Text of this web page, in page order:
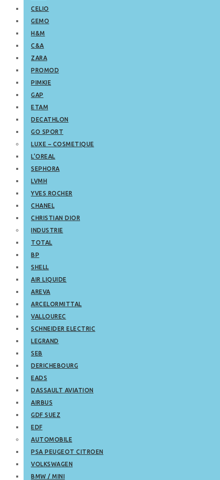
CELIO
GEMO
H&M
C&A
ZARA
PROMOD
PIMKIE
GAP
ETAM
DECATHLON
GO SPORT
LUXE – COSMETIQUE
L’OREAL
SEPHORA
LVMH
YVES ROCHER
CHANEL
CHRISTIAN DIOR
INDUSTRIE
TOTAL
BP
SHELL
AIR LIQUIDE
AREVA
ARCELORMITTAL
VALLOUREC
SCHNEIDER ELECTRIC
LEGRAND
SEB
DERICHEBOURG
EADS
DASSAULT AVIATION
AIRBUS
GDF SUEZ
EDF
AUTOMOBILE
PSA PEUGEOT CITROEN
VOLKSWAGEN
BMW / MINI